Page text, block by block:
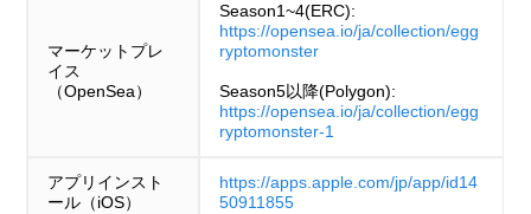
マーケットプレ
イス
（OpenSea）
Season1~4(ERC):
https://opensea.io/ja/collection/egg
ryptomonster
Season5以降(Polygon):
https://opensea.io/ja/collection/egg
ryptomonster-1
アプリインスト
ール（iOS）
https://apps.apple.com/jp/app/id14
50911855